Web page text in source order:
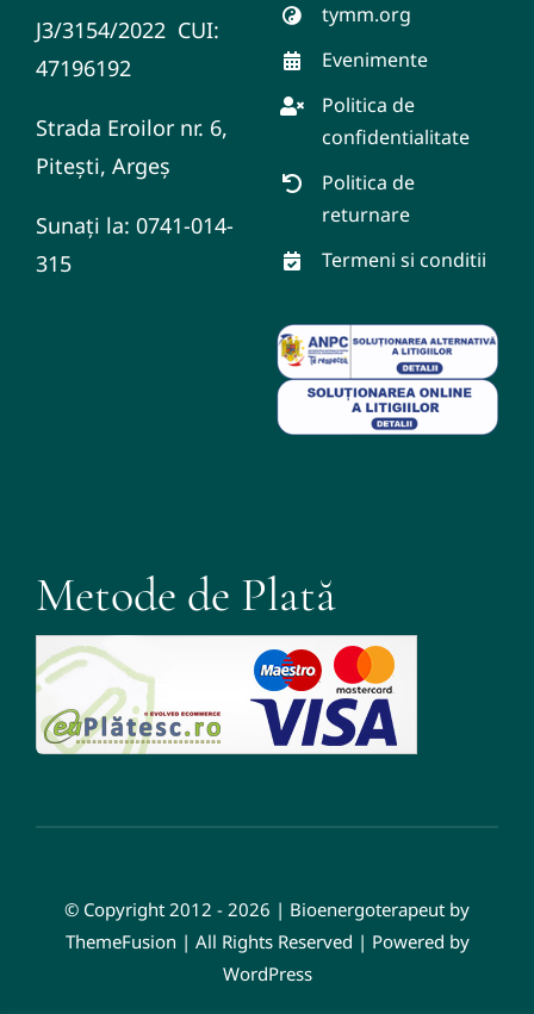
J3/3154/2022 CUI:
47196192
Strada Eroilor nr. 6,
Pitești, Argeș
Sunați la: 0741-014-
315
tymm.org
Evenimente
Politica de
confidentialitate
Politica de
returnare
Termeni si conditii
Metode de Plată
© Copyright 2012 - 2026 | Bioenergoterapeut by
ThemeFusion | All Rights Reserved | Powered by
WordPress